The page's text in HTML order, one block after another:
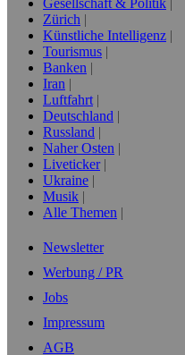
Gesellschaft & Politik
Zürich
Künstliche Intelligenz
Tourismus
Banken
Iran
Luftfahrt
Deutschland
Russland
Naher Osten
Liveticker
Ukraine
Musik
Alle Themen
Newsletter
Werbung / PR
Jobs
Impressum
AGB